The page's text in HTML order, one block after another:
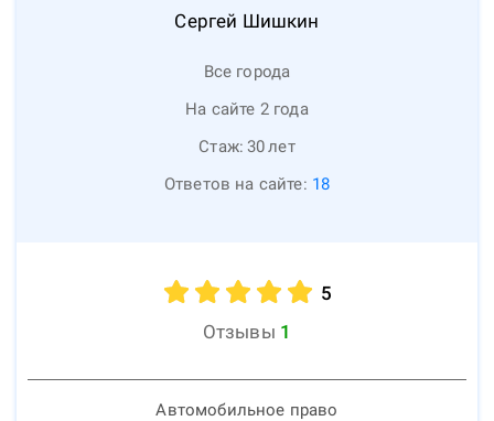
Сергей Шишкин
Все города
На сайте 2 года
Стаж: 30лет
Ответов на сайте: 18
5
Отзывы 1
Автомобильное право